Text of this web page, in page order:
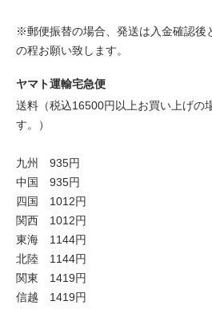
※郵便振替の場合、発送は入金確認後
の程お願い致します。
ヤマト運輸宅急便
送料（税込16500円以上お買い上げの
す。）
九州 935円
中国 935円
四国 1012円
関西 1012円
東海 1144円
北陸 1144円
関東 1419円
信越 1419円